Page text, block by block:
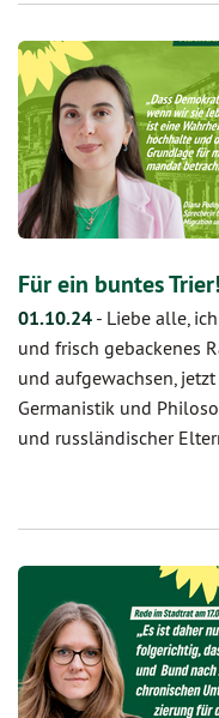
Für ein buntes Trier!
01.10.24 - Liebe alle,
und frisch gebackenes
und aufgewachsen,
Germanistik und
und russländischer